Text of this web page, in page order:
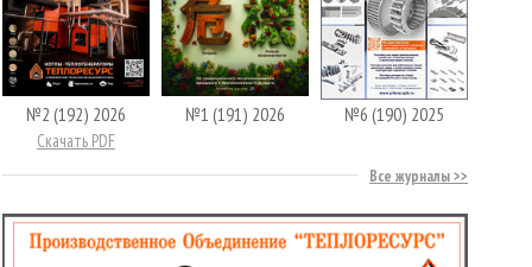
№2 (192) 2026
Скачать PDF
№1 (191) 2026 №6 (190) 2025
Все журналы